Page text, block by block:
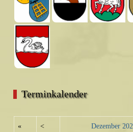
Terminkalender
« < Dezember